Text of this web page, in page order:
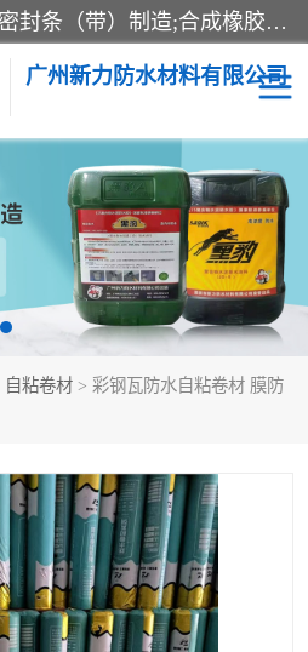
经营范围包括防水嵌缝密封条（带）制造;合成橡胶制造（监控化学品、危险化学品除外）;沥青混合物制造;防水胶粘带制造;其他合成材料制造（监控化学品、危险化学品除外）;涂料制造（监控化学品、危险化学品除外）;建筑结构防水补漏;防水建筑材料制造;粘合剂制造（监控化学品、危险化学品除外）;涂料零售;广州新力防水材料有限公司具有1处分支机构。
广州新力防水材料有限公司
自粘卷材 > 彩钢瓦防水自粘卷材 膜防
建筑108胶水
自粘卷材